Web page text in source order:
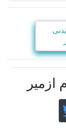
ازمیر